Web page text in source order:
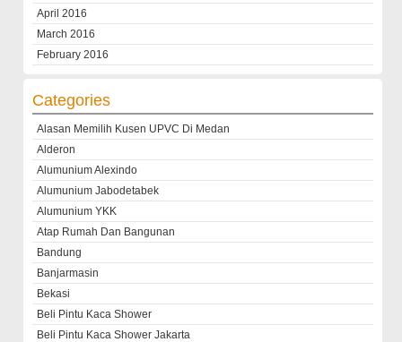
April 2016
March 2016
February 2016
Categories
Alasan Memilih Kusen UPVC Di Medan
Alderon
Alumunium Alexindo
Alumunium Jabodetabek
Alumunium YKK
Atap Rumah Dan Bangunan
Bandung
Banjarmasin
Bekasi
Beli Pintu Kaca Shower
Beli Pintu Kaca Shower Jakarta